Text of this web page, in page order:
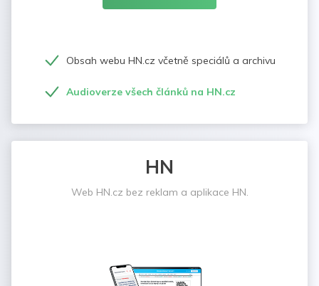
Obsah webu HN.cz včetně speciálů a archivu
Audioverze všech článků na HN.cz
HN
Web HN.cz bez reklam a aplikace HN.